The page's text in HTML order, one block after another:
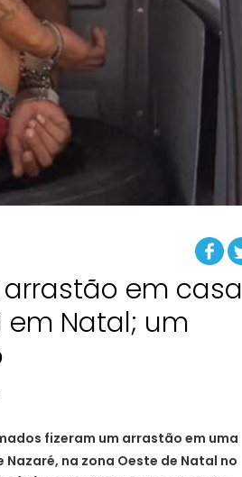
em casa
em Natal; um
fizeram um arrastão em uma
na zona Oeste de Natal no